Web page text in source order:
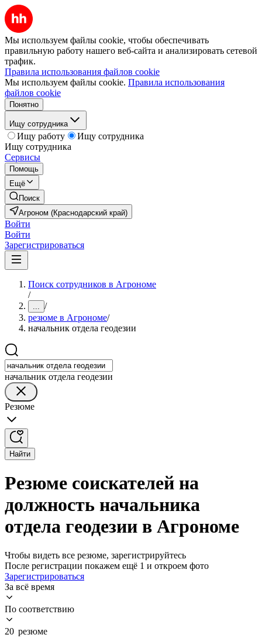
Мы используем файлы cookie, чтобы обеспечивать
правильную работу нашего веб-сайта и анализировать сетевой
трафик.
Правила использования файлов cookie
Мы используем файлы cookie. Правила использования
файлов cookie
Понятно
Ищу сотрудника
Ищу работу
Ищу сотрудника
Ищу сотрудника
Сервисы
Помощь
Ещё
Поиск
Агроном (Краснодарский край)
Войти
Войти
Зарегистрироваться
Поиск сотрудников в Агрономе
/
... /
резюме в Агрономе/
начальник отдела геодезии
начальник отдела геодезии
Резюме
Найти
Резюме соискателей на
должность начальника
отдела геодезии в Агрономе
Чтобы видеть все резюме, зарегистрируйтесь
После регистрации покажем ещё 1 и откроем фото
Зарегистрироваться
За всё время
По соответствию
20 резюме